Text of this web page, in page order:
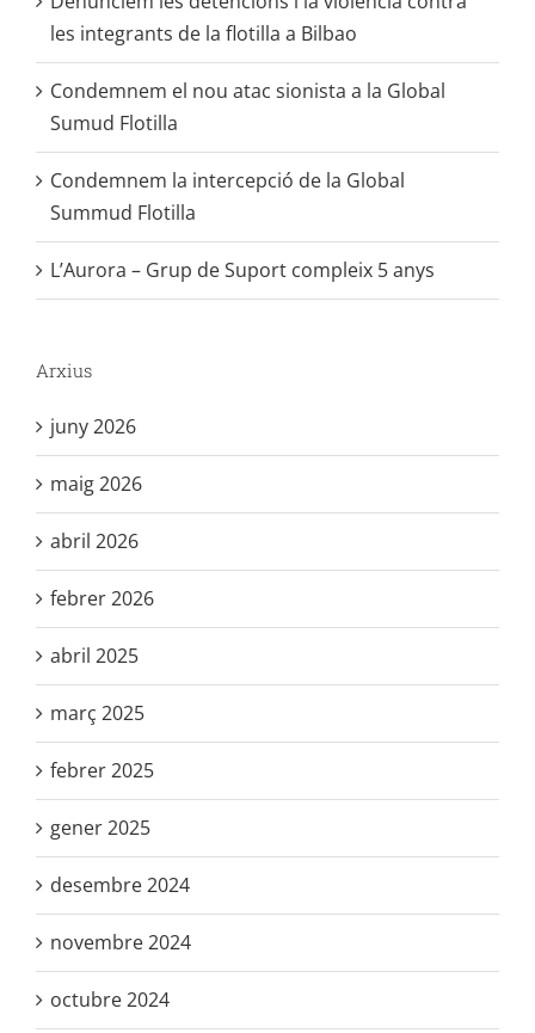
les integrants de la flotilla a Bilbao
Condemnem el nou atac sionista a la Global
Sumud Flotilla
Condemnem la intercepció de la Global
Summud Flotilla
L’Aurora – Grup de Suport compleix 5 anys
Arxius
juny 2026
maig 2026
abril 2026
febrer 2026
abril 2025
març 2025
febrer 2025
gener 2025
desembre 2024
novembre 2024
octubre 2024